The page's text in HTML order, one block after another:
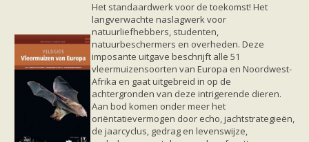
Het standaardwerk voor de toekomst! Het
langverwachte naslagwerk voor
natuurliefhebbers, studenten,
natuurbeschermers en overheden. Deze
imposante uitgave beschrijft alle 51
vleermuizensoorten van Europa en Noordwest-
Afrika en gaat uitgebreid in op de
achtergronden van deze intrigerende dieren.
Aan bod komen onder meer het
oriëntatievermogen door echo, jachtstrategieën,
de jaarcyclus, gedrag en levenswijze,